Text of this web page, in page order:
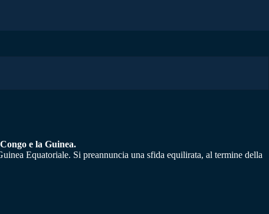
e la Guinea.
Equatoriale. Si preannuncia una sfida equilirata, al termine della